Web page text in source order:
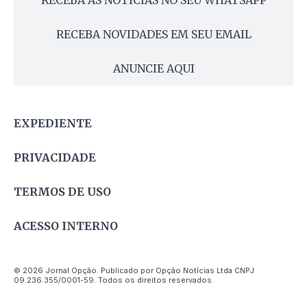
RECEBA NOVIDADES EM SEU EMAIL
ANUNCIE AQUI
EXPEDIENTE
PRIVACIDADE
TERMOS DE USO
ACESSO INTERNO
© 2026 Jornal Opção. Publicado por Opção Notícias Ltda CNPJ
09.236.355/0001-59. Todos os direitos reservados.